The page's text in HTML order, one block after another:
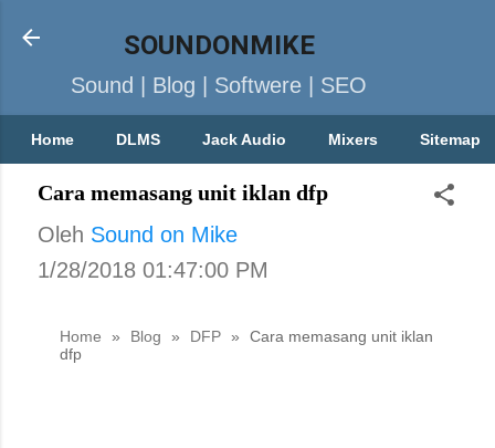
SOUNDONMIKE
Sound | Blog | Softwere | SEO
Home DLMS Jack Audio Mixers Sitemap
Cara memasang unit iklan dfp
Oleh Sound on Mike
1/28/2018 01:47:00 PM
Home » Blog » DFP »
Cara memasang unit iklan
dfp